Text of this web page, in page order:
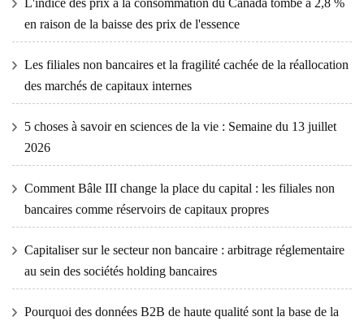
en raison de la baisse des prix de l'essence
Les filiales non bancaires et la fragilité cachée de la réallocation
des marchés de capitaux internes
5 choses à savoir en sciences de la vie : Semaine du 13 juillet
2026
Comment Bâle III change la place du capital : les filiales non
bancaires comme réservoirs de capitaux propres
Capitaliser sur le secteur non bancaire : arbitrage réglementaire
au sein des sociétés holding bancaires
Pourquoi des données B2B de haute qualité sont la base de la